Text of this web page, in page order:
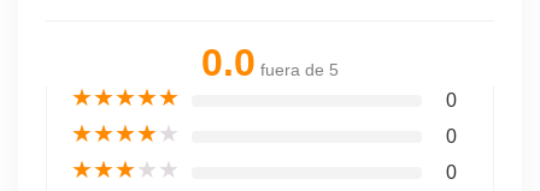
0.0 fuera de 5
★★★★★ 0
★★★★★ 0
★★★★★ 0